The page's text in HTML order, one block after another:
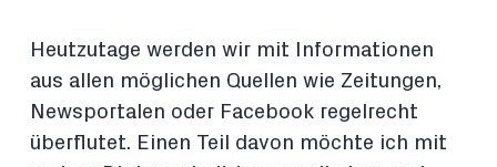
Heutzutage werden wir mit Informationen
aus allen möglichen Quellen wie Zeitungen,
Newsportalen oder Facebook regelrecht
überflutet. Einen Teil davon möchte ich mit